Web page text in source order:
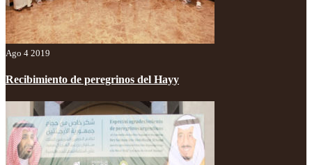
Ago 4 2019
Recibimiento de peregrinos del Hayy